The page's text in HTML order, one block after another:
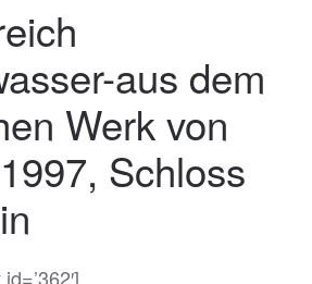
aus dem
Werk von
Schloss